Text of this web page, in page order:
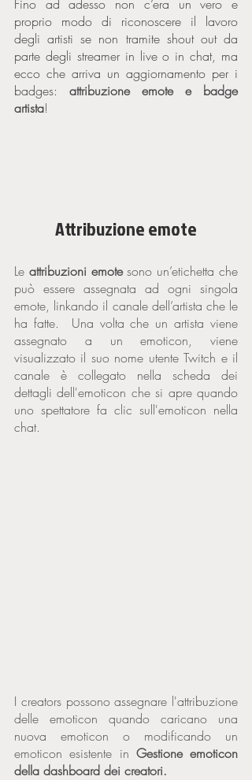
Fino ad adesso non c’era un vero e
proprio modo di riconoscere il lavoro
degli artisti se non tramite shout out da
parte degli streamer in live o in chat, ma
ecco che arriva un aggiornamento per i
badges: attribuzione emote e badge
artista!
Attribuzione emote
Le attribuzioni emote sono un’etichetta che
può essere assegnata ad ogni singola
emote, linkando il canale dell’artista che le
ha fatte.  Una volta che un artista viene
assegnato a un emoticon, viene
visualizzato il suo nome utente Twitch e il
canale è collegato nella scheda dei
dettagli dell'emoticon che si apre quando
uno spettatore fa clic sull'emoticon nella
chat.
I creators possono assegnare l'attribuzione
delle emoticon quando caricano una
nuova emoticon o modificando un
emoticon esistente in Gestione emoticon
della dashboard dei creatori.